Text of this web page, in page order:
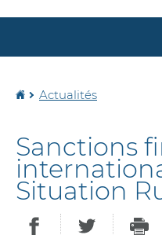
Accueil
Actualités
Sanctions
Situation
PARTAGER SUR